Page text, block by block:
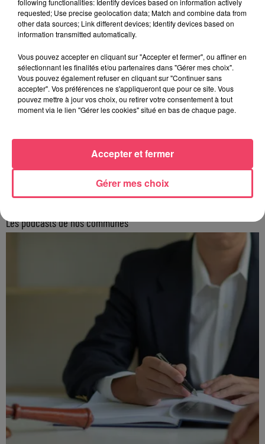
Les podcasts de nos communes
requested; Use precise geolocation data; Match and combine data from
other data sources; Link different devices; Identify devices based on
information transmitted automatically.
Vous pouvez accepter en cliquant sur "Accepter et fermer", ou affiner en
sélectionnant les finalités et/ou partenaires dans "Gérer mes choix".
Vous pouvez également refuser en cliquant sur "Continuer sans
accepter". Vos préférences ne s'appliqueront que pour ce site. Vous
pouvez mettre à jour vos choix, ou retirer votre consentement à tout
moment via le lien "Gérer les cookies" situé en bas de chaque page.
Gérer mes choix
Accepter et fermer